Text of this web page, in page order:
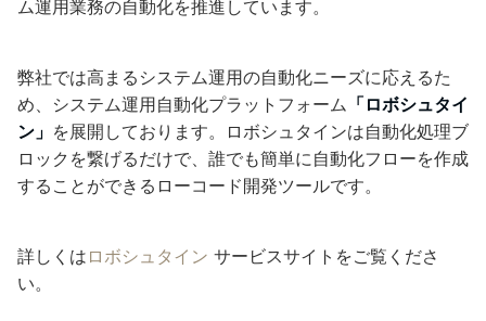
ム運用業務の自動化を推進しています。
弊社では高まるシステム運用の自動化ニーズに応えるた
め、システム運用自動化プラットフォーム 「ロボシュタイ
ン」 を展開しております。ロボシュタインは自動化処理ブ
ロックを繋げるだけで、誰でも簡単に自動化フローを作成
することができるローコード開発ツールです。
詳しくは ロボシュタイン サービスサイトをご覧くださ
い。